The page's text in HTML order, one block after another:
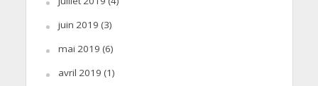
juin 2019 (3)
mai 2019 (6)
avril 2019 (1)